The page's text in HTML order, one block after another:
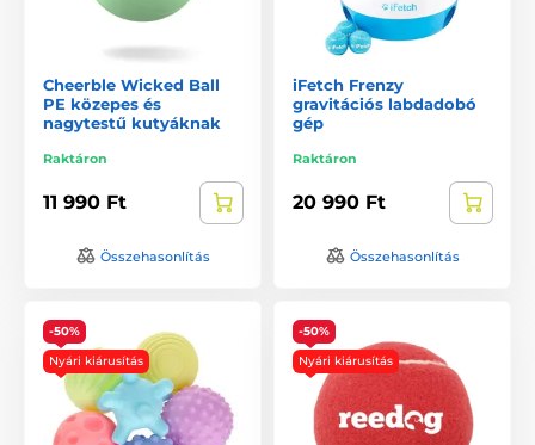
Cheerble Wicked Ball
PE közepes és
nagytestű kutyáknak
Raktáron
11 990 Ft
Összehasonlítás
iFetch Frenzy
gravitációs labdadobó
gép
Raktáron
20 990 Ft
Összehasonlítás
-50%
Nyári kiárusítás
-50%
Nyári kiárusítás